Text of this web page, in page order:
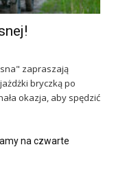
zapraszają
bryczką po
okazja, aby spędzić
na czwarte